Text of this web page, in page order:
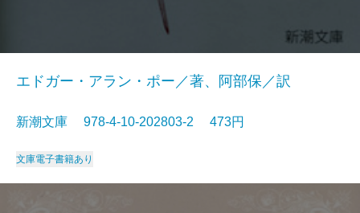
エドガー・アラン・ポー／著、阿部保／訳
新潮文庫 978-4-10-202803-2 473円
文庫電子書籍あり